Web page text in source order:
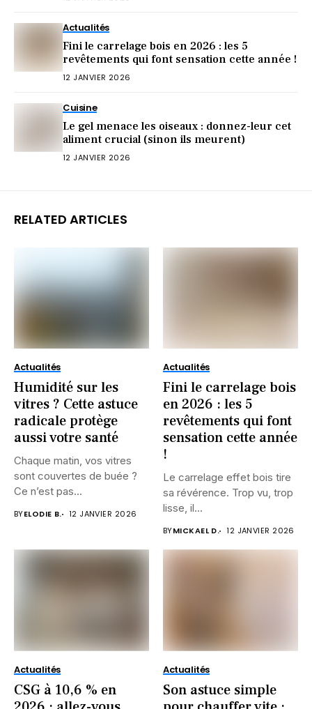
Actualités
Fini le carrelage bois en 2026 : les 5
revêtements qui font sensation cette année !
12 JANVIER 2026
Cuisine
Le gel menace les oiseaux : donnez-leur cet
aliment crucial (sinon ils meurent)
12 JANVIER 2026
RELATED ARTICLES
Actualités
Humidité sur les
vitres ? Cette astuce
radicale protège
aussi votre santé
Chaque matin, vos vitres
sont couvertes de buée ?
Ce n’est pas...
BYELODIE B. 12 JANVIER 2026
Actualités
Fini le carrelage bois
en 2026 : les 5
revêtements qui font
sensation cette année
!
Le carrelage effet bois tire
sa révérence. Trop vu, trop
lisse, il...
BYMICKAEL D. 12 JANVIER 2026
Actualités
CSG à 10,6 % en
Actualités
Son astuce simple